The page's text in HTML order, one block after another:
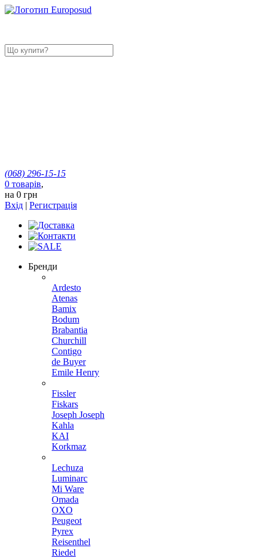
(068) 296-15-15
0 товарів,
на 0 грн
Вхід | Регистрація
Бренди
Ardesto
Atenas
Bamix
Bodum
Brabantia
Churchill
Contigo
de Buyer
Emile Henry
Fissler
Fiskars
Joseph Joseph
Kahla
KAI
Korkmaz
Lechuza
Luminarc
Mi Ware
Omada
OXO
Peugeot
Pyrex
Reisenthel
Riedel